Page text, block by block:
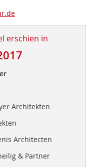
erschien in
Architekten
Architecten
& Partner